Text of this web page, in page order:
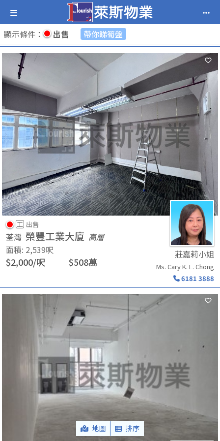
顯示條件 ： 出售 帶你睇筍盤
工 出售
荃灣 榮豐工業大廈 高層
面積: 2,539呎
$2,000/呎 $508萬
莊嘉莉小姐
Ms. Cary K. L. Chong
6181 3888
地圖 排序